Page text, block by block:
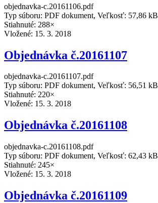
objednavka-c.20161106.pdf
Typ súboru: PDF dokument, Veľkosť: 57,86 kB
Stiahnuté: 288×
Vložené: 15. 3. 2018
Objednávka č.20161107
objednavka-c.20161107.pdf
Typ súboru: PDF dokument, Veľkosť: 56,51 kB
Stiahnuté: 220×
Vložené: 15. 3. 2018
Objednávka č.20161108
objednavka-c.20161108.pdf
Typ súboru: PDF dokument, Veľkosť: 62,43 kB
Stiahnuté: 245×
Vložené: 15. 3. 2018
Objednávka č.20161109